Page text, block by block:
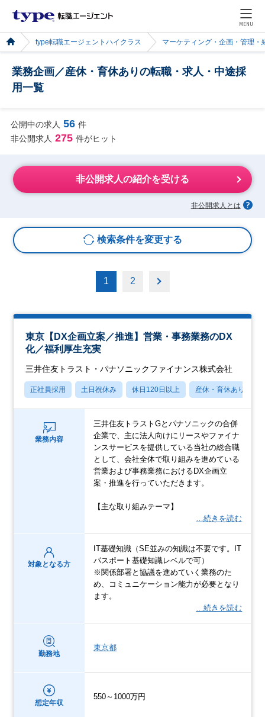
MENU
type転職エージェントハイクラス マーケティング・企画・管理・
業務企画／産休・育休ありの転職・求人・中途採
用一覧
公開中の求人 56 件
非公開求人 275 件がヒット
非公開求人の紹介を受ける
非公開求人とは
検索条件を変更する
1 2
東京【DX企画立案／推進】営業・事務業務のDX
化／福利厚生充実
三井住友トラスト・パナソニックファイナンス株式会社
正社員採用 土日祝休み 休日120日以上 産休・育休あり
業務内容
三井住友トラストGとパナソニックの合併
企業で、主に法人向けにリースやファイナ
ンスサービスを提供している当社の総合職
として、会社全体で取り組みを進めている
営業および事務業務におけるDX企画立
案・推進を行っていただきます。
【主な取り組みテーマ】
…続きを読む
対象となる方
IT基礎知識（SE並みの知識は不要です。IT
パスポート基礎知識レベルで可）
※関係部署と協議を進めていく業務のた
め、コミュニケーション能力が必要となり
ます。
…続きを読む
勤務地
東京都
想定年収
550～1000万円